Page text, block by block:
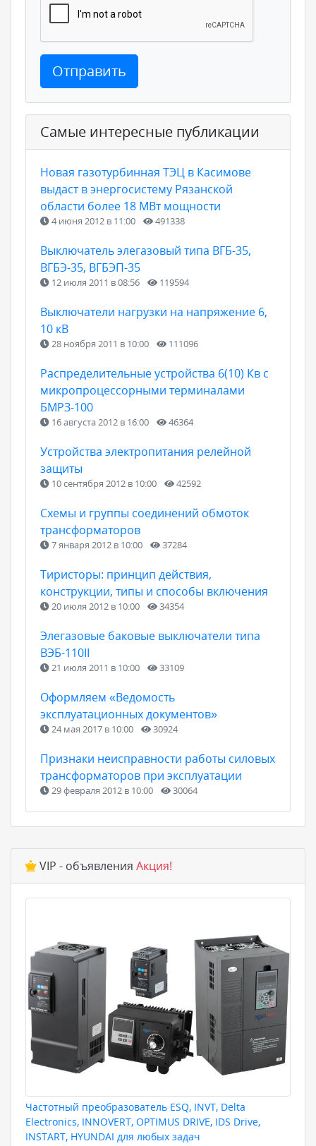
Отправить
Самые интересные публикации
Новая газотурбинная ТЭЦ в Касимове
выдаст в энергосистему Рязанской
области более 18 МВт мощности
4 июня 2012 в 11:00 491338
Выключатель элегазовый типа ВГБ-35,
ВГБЭ-35, ВГБЭП-35
12 июля 2011 в 08:56 119594
Выключатели нагрузки на напряжение 6,
10 кВ
28 ноября 2011 в 10:00 111096
Распределительные устройства 6(10) Кв с
микропроцессорными терминалами
БМРЗ-100
16 августа 2012 в 16:00 46364
Устройства электропитания релейной
защиты
10 сентября 2012 в 10:00 42592
Схемы и группы соединений обмоток
трансформаторов
7 января 2012 в 10:00 37284
Тиристоры: принцип действия,
конструкции, типы и способы включения
20 июля 2012 в 10:00 34354
Элегазовые баковые выключатели типа
ВЭБ-110II
21 июля 2011 в 10:00 33109
Оформляем «Ведомость
эксплуатационных документов»
24 мая 2017 в 10:00 30924
Признаки неисправности работы силовых
трансформаторов при эксплуатации
29 февраля 2012 в 10:00 30064
VIP - объявления Акция!
Частотный преобразователь ESQ, INVT, Delta
Electronics, INNOVERT, OPTIMUS DRIVE, IDS Drive,
INSTART, HYUNDAI для любых задач